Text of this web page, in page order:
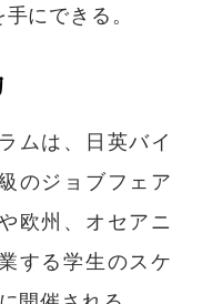
にできる。
ムは、日英バイ
のジョブフェア
欧州、オセアニ
する学生のスケ